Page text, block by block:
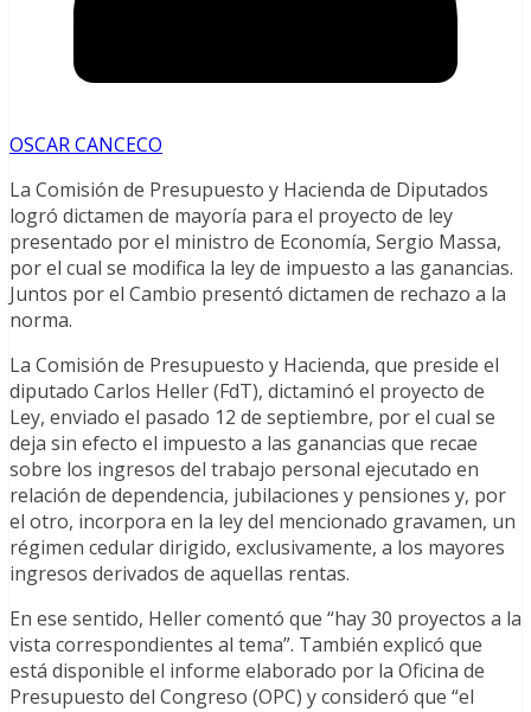
OSCAR CANCECO
La Comisión de Presupuesto y Hacienda de Diputados
logró dictamen de mayoría para el proyecto de ley
presentado por el ministro de Economía, Sergio Massa,
por el cual se modifica la ley de impuesto a las ganancias.
Juntos por el Cambio presentó dictamen de rechazo a la
norma.
La Comisión de Presupuesto y Hacienda, que preside el
diputado Carlos Heller (FdT), dictaminó el proyecto de
Ley, enviado el pasado 12 de septiembre, por el cual se
deja sin efecto el impuesto a las ganancias que recae
sobre los ingresos del trabajo personal ejecutado en
relación de dependencia, jubilaciones y pensiones y, por
el otro, incorpora en la ley del mencionado gravamen, un
régimen cedular dirigido, exclusivamente, a los mayores
ingresos derivados de aquellas rentas.
En ese sentido, Heller comentó que “hay 30 proyectos a la
vista correspondientes al tema”. También explicó que
está disponible el informe elaborado por la Oficina de
Presupuesto del Congreso (OPC) y consideró que “el